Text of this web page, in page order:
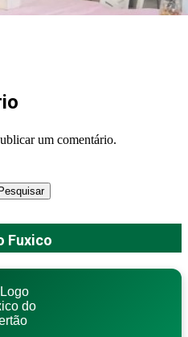
um comentário.
Pesquisar
Fuxico